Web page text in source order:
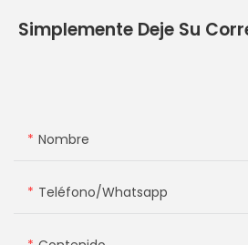
Simplemente Deje Su
Nombre
Teléfono/whatsapp